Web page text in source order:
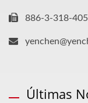
886-3-318-
Últimas